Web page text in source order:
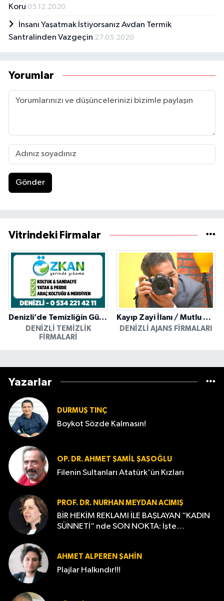
Koru 05.12.2020
İnsanı Yaşatmak İstiyorsanız Avdan Termik
Santralinden Vazgeçin 27.05.2020
Yorumlar
Gönder
Vitrindeki Firmalar
Denizli’de Temizliğin Güvenilir Adresi: Özkan Yerinde Yıkama
DENIZLI TEMIZLIK
FIRMALARI
Kayıp Zayi İlanı / Mutlu Ajans / Denizli
DENIZLI AJANS FIRMALARI
Yazarlar
DURMUŞ TINÇ
Boykot Sözde Kalmasın!
OP. DR. AHMET ŞAMIL ŞAŞOĞLU
Filenin Sultanları Atatürk'ün Kızları
PROF. DR. NURHAN MEYDAN ACIMIŞ
BİR HEKİM REKLAMI İLE BAŞLAYAN “KADIN
SÜNNETİ” nde SON NOKTA: İşte
AHMET ALPEREN ŞAHIN
Plajlar Halkındır!!!